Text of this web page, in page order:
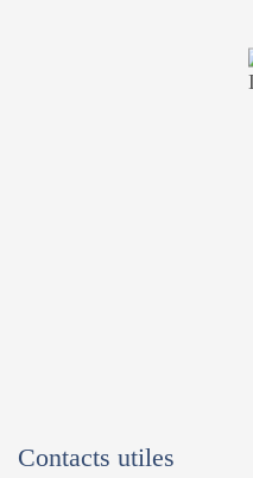
Contacts utiles